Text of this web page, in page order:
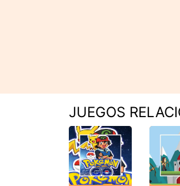
JUEGOS